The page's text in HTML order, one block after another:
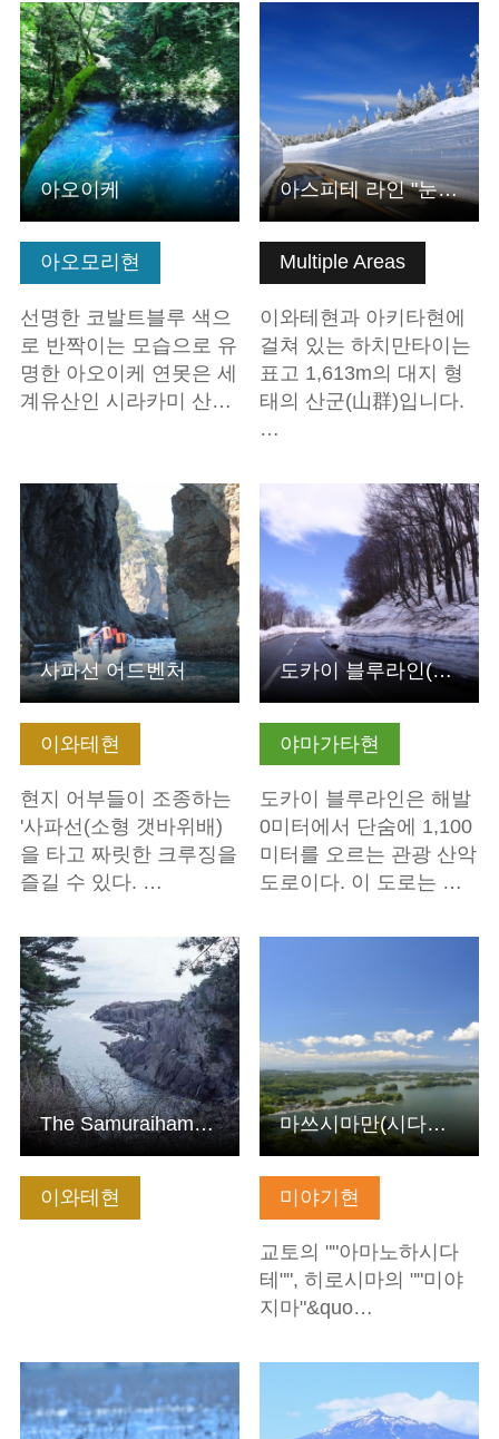
아오모리현
선명한 코발트블루 색으
로 반짝이는 모습으로 유
명한 아오이케 연못은 세
계유산인 시라카미 산…
기본정보 보기
아오이케
Multiple Areas
이와테현과 아키타현에
걸쳐 있는 하치만타이는
표고 1,613m의 대지 형
태의 산군(山群)입니다.
…
아스피테 라인 "눈의 회랑"
이와테현
현지 어부들이 조종하는
'사파선(소형 갯바위배)
을 타고 짜릿한 크루징을
즐길 수 있다. …
기본정보 보기
사파선 어드벤처
야마가타현
도카이 블루라인은 해발
0미터에서 단숨에 1,100
미터를 오르는 관광 산악
도로이다. 이 도로는 …
기본정보 보기
도카이 블루라인(야마가타현 유자마치)
이와테현
기본정보 보기
The Samuraihama shore
미야기현
교토의 ""아마노하시다
테"", 히로시마의 ""미야
지마"&quo…
마쓰시마만(시다이칸: 오타카모리, 도미야마, 다몬잔, 오기다…
기본정보 보기